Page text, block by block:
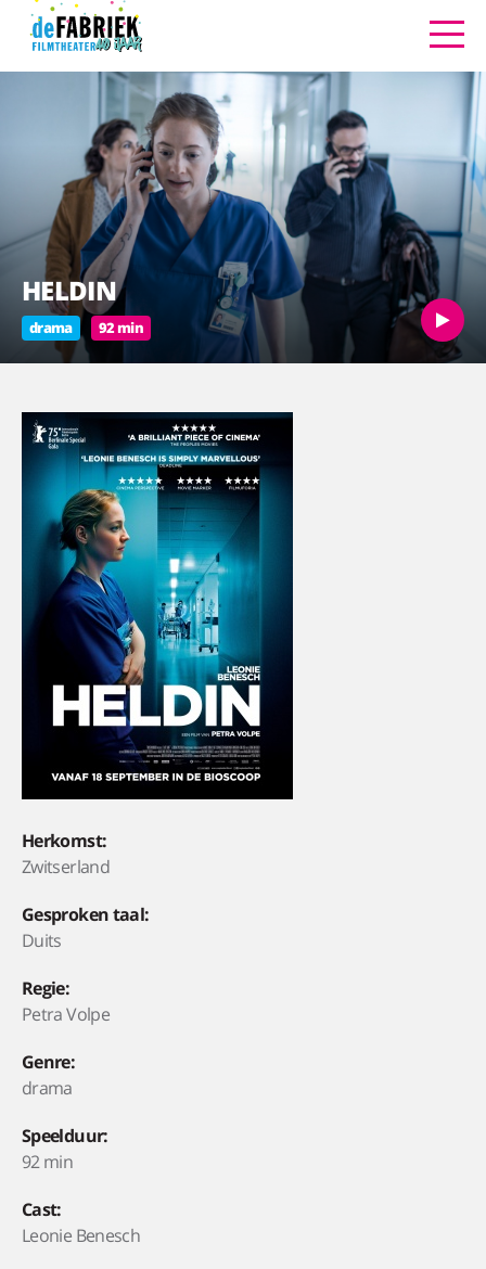
HELDIN
drama 92 min
Herkomst:
Zwitserland
Gesproken taal:
Duits
Regie:
Petra Volpe
Genre:
drama
Speelduur:
92 min
Cast:
Leonie Benesch